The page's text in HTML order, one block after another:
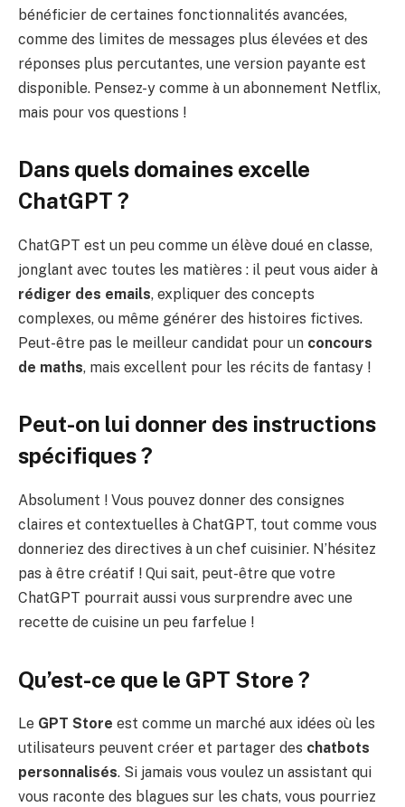
bénéficier de certaines fonctionnalités avancées,
comme des limites de messages plus élevées et des
réponses plus percutantes, une version payante est
disponible. Pensez-y comme à un abonnement Netflix,
mais pour vos questions !
Dans quels domaines excelle
ChatGPT ?
ChatGPT est un peu comme un élève doué en classe,
jonglant avec toutes les matières : il peut vous aider à
rédiger des emails, expliquer des concepts
complexes, ou même générer des histoires fictives.
Peut-être pas le meilleur candidat pour un concours
de maths, mais excellent pour les récits de fantasy !
Peut-on lui donner des instructions
spécifiques ?
Absolument ! Vous pouvez donner des consignes
claires et contextuelles à ChatGPT, tout comme vous
donneriez des directives à un chef cuisinier. N’hésitez
pas à être créatif ! Qui sait, peut-être que votre
ChatGPT pourrait aussi vous surprendre avec une
recette de cuisine un peu farfelue !
Qu’est-ce que le GPT Store ?
Le GPT Store est comme un marché aux idées où les
utilisateurs peuvent créer et partager des chatbots
personnalisés. Si jamais vous voulez un assistant qui
vous raconte des blagues sur les chats, vous pourriez